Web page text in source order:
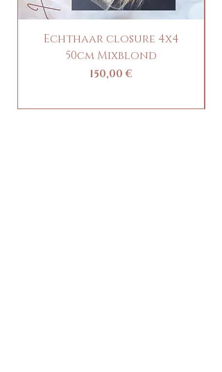
Verleihen Sie Ihren Extensions mit
und natürlichen Look.
Echthaar closure 4x4
50cm Mixblond
Prezzo
150,00 €